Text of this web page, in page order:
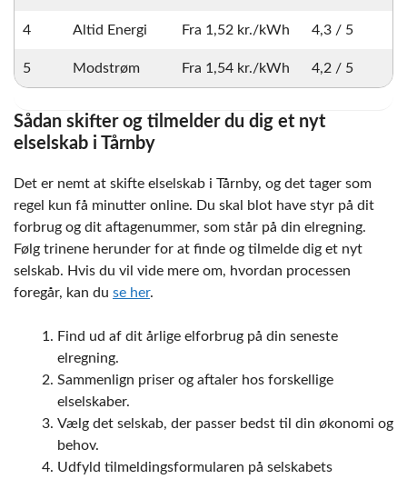
4 Altid Energi Fra 1,52 kr./kWh 4,3 / 5
5 Modstrøm Fra 1,54 kr./kWh 4,2 / 5
Sådan skifter og tilmelder du dig et nyt
elselskab i Tårnby
Det er nemt at skifte elselskab i Tårnby, og det tager som
regel kun få minutter online. Du skal blot have styr på dit
forbrug og dit aftagenummer, som står på din elregning.
Følg trinene herunder for at finde og tilmelde dig et nyt
selskab. Hvis du vil vide mere om, hvordan processen
foregår, kan du se her.
Find ud af dit årlige elforbrug på din seneste
elregning.
Sammenlign priser og aftaler hos forskellige
elselskaber.
Vælg det selskab, der passer bedst til din økonomi og
behov.
Udfyld tilmeldingsformularen på selskabets